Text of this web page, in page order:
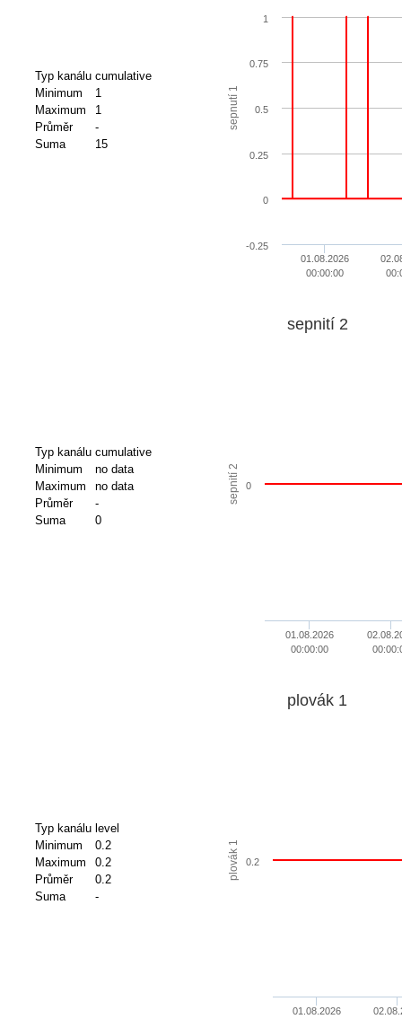
Typ kanálu cumulative
Minimum
1
Maximum
1
Průměr
-
Suma
15
sepnutí 1
01.08.2026
00:00:00
-0.25
0
0.25
0.5
0.75
1
Typ kanálu cumulative
Minimum
no data
Maximum
no data
Průměr
-
Suma
0
sepnití 2
sepnití 2
01.08.2026
00:00:00
0
Typ kanálu level
Minimum
0.2
Maximum
0.2
Průměr
0.2
Suma
-
plovák 1
plovák 1
01.08.2026
0.2